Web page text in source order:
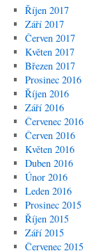
Říjen 2017
Září 2017
Červen 2017
Květen 2017
Březen 2017
Prosinec 2016
Říjen 2016
Září 2016
Červenec 2016
Červen 2016
Květen 2016
Duben 2016
Únor 2016
Leden 2016
Prosinec 2015
Říjen 2015
Září 2015
Červenec 2015